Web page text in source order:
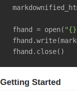
fhand = open(